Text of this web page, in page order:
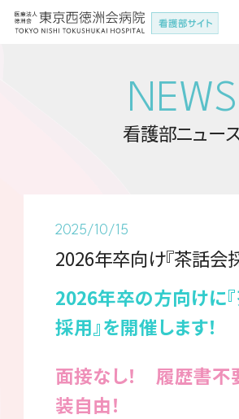
NEWS
看護部ニュー
2025/10/15
2026年卒向け『茶話会
2026年卒の方向けに
採用』を開催します！
面接なし！ 履歴書
装自由！